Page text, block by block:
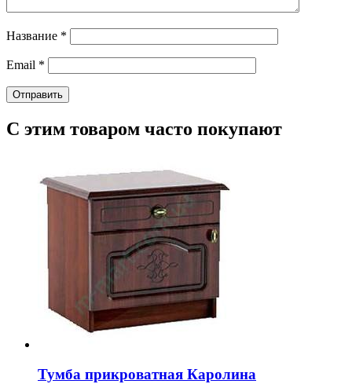
Название *
Email *
С этим товаром часто покупают
Тумба прикроватная Каролина